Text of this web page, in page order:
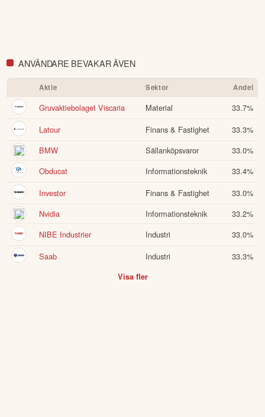
ANVÄNDARE BEVAKAR ÄVEN
Aktie Sektor Andel
Gruvaktiebolaget Viscaria Material 33.7%
Latour
Finans & Fastighet 33.3%
BMW
Sällanköpsvaror 33.0%
Obducat
Informationsteknik 33.4%
Investor
Finans & Fastighet 33.0%
Nvidia
Informationsteknik 33.2%
NIBE Industrier
Industri 33.0%
Saab
Industri 33.3%
Visa fler